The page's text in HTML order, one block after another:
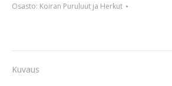
Osasto: Koiran Puruluut ja Herkut
Kuvaus